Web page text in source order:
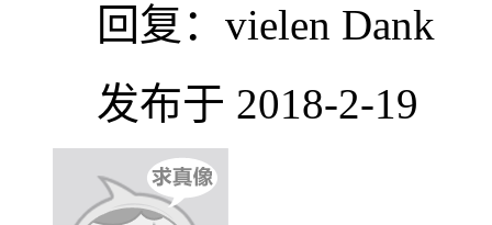
回复： vielen Dank
发布于 2018-2-19